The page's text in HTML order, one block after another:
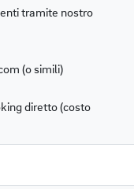
tramite nostro
(o simili)
diretto (costo